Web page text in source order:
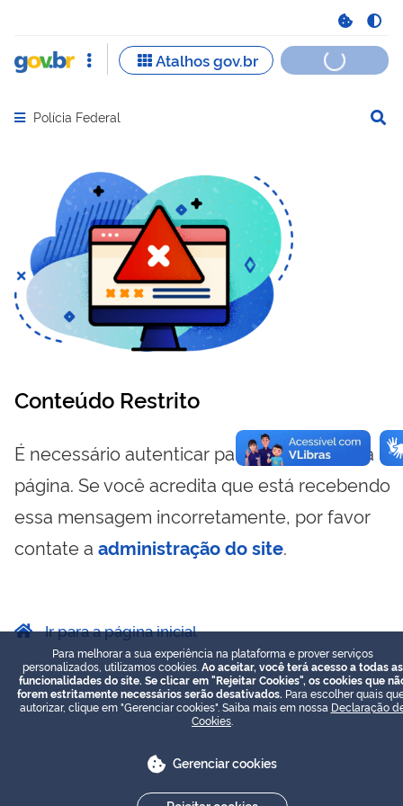
Abrir menu principal de navegação
Polícia Federal
Conteúdo Restrito
É necessário autenticar para visualizar essa
página. Se você acredita que está recebendo
essa mensagem incorretamente, por favor
contate a administração do site.
Ir para a página inicial
Para melhorar a sua experiência na plataforma e prover serviços
personalizados, utilizamos cookies. Ao aceitar, você terá acesso a todas as
funcionalidades do site. Se clicar em "Rejeitar Cookies", os cookies que
forem estritamente necessários serão desativados. Para escolher quais
autorizar, clique em "Gerenciar cookies". Saiba mais em nossa Declaração
Cookies
Gerenciar cookies